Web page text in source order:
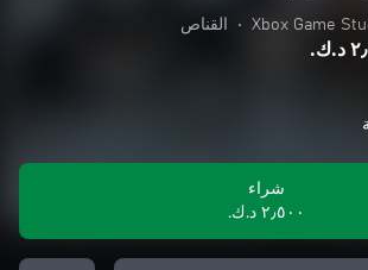
Xbox Game
• القناص
شراء
٢٫٥٠٠ د.ك.‏